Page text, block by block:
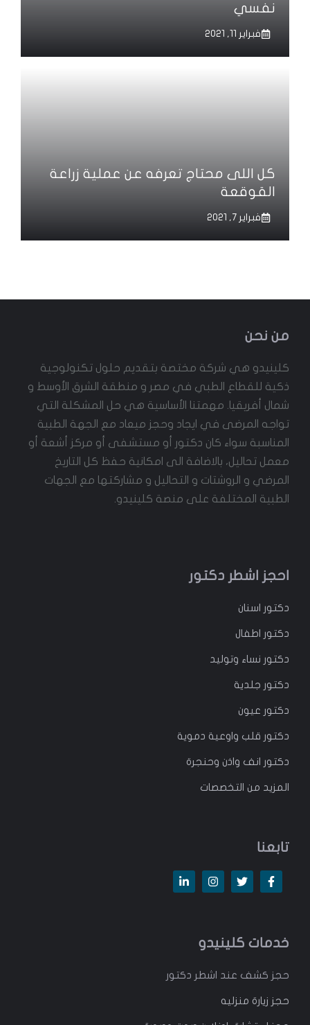
نفسي
فبراير 11, 2021
كل اللى محتاج تعرفه عن عملية زراعة
القوقعة
فبراير 7, 2021
من نحن
كلينيدو هي شركة مختصة بتقديم حلول تكنولوجية
ذكية للقطاع الطبي في مصر و منطقة الشرق الأوسط و
شمال أفريقيا. مهمتنا الأساسية هي حل المشكلة التي
تواجه المرضى في ايجاد وحجز ميعاد مع الجهة الطبية
المناسبة سواء كان دكتور أو مستشفى أو مركز أشعة أو
معمل تحاليل، بالاضافة الى امكانية حفظ كل التاريخ
المرضي و الروشتات و التحاليل و مشاركتها مع الجهات
الطبية المختلفة على منصة كلينيدو.
احجز اشطر دكتور
دكتور اسنان
دكتور اطفال
دكتور نساء وتوليد
دكتور جلدية
دكتور عيون
دكتور قلب واوعية دموية
دكتور انف واذن وحنجرة
المزيد من التخصصات
تابعنا
خدمات كلينيدو
حجز كشف عند اشطر دكتور
حجز زيارة منزليه